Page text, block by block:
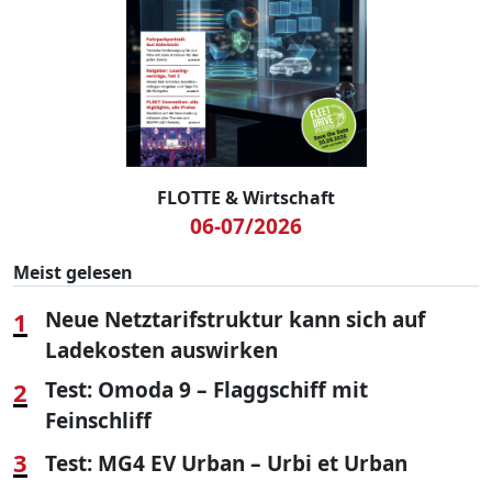
FLOTTE & Wirtschaft
06-07/2026
Meist gelesen
1
Neue Netztarifstruktur kann sich auf
Ladekosten auswirken
2
Test: Omoda 9 – Flaggschiff mit
Feinschliff
3 Test: MG4 EV Urban – Urbi et Urban